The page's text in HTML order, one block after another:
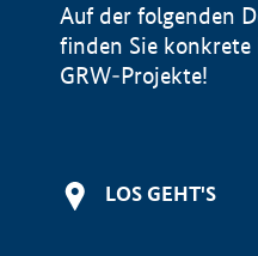
Auf der folgenden
finden Sie
GRW-Projekte!
LOS GEHT'S